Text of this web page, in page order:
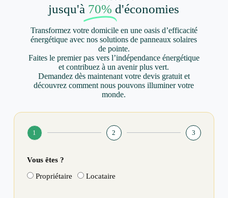
jusqu'à 70% d'économies
Transformez votre domicile en une oasis d’efficacité
énergétique avec nos solutions de panneaux solaires
de pointe.
Faites le premier pas vers l’indépendance énergétique
et contribuez à un avenir plus vert.
Demandez dès maintenant votre devis gratuit et
découvrez comment nous pouvons illuminer votre
monde.
1 2 3
Vous êtes ?
Propriétaire Locataire